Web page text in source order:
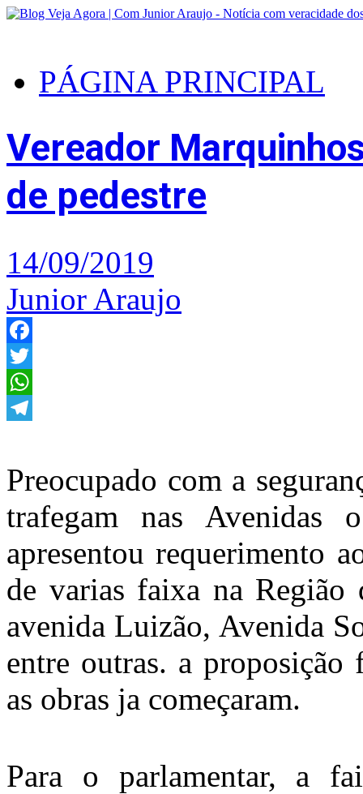
PÁGINA PRINCIPAL
Vereador
de pedestre
14/09/2019
Junior Araujo
Facebook
Twitter
WhatsApp
Preocupado com a
trafegam nas Avenidas
apresentou requerimento
de varias faixa na
avenida Luizão, Avenida
entre outras. a
as obras ja começaram.
Para o parlamentar, a